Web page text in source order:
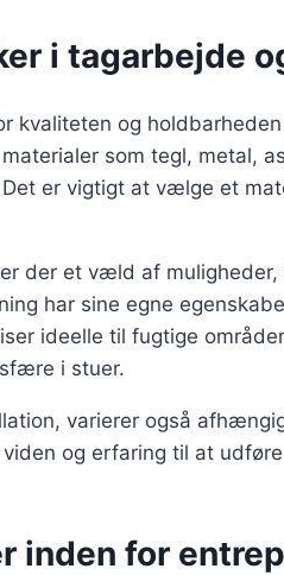
i tagarbejde
kvaliteten og
som tegl, metal,
er vigtigt at vælge et
der et væld af
har sine egne
ideelle til fugtige
i stuer.
varierer også
og erfaring til at
inden for